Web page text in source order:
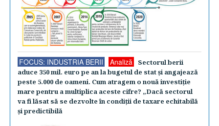
FOCUS: INDUSTRIA BERII Analiză
Sectorul berii
aduce 350 mil. euro pe an la bugetul de stat şi angajează
peste 5.000 de oameni. Cum atragem o nouă investiţie
mare pentru a multiplica aceste cifre? „Dacă sectorul
va fi lăsat să se dezvolte în condiţii de taxare echitabilă
şi predictibilă